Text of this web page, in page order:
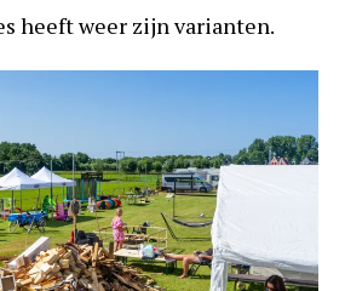
heeft weer zijn varianten.